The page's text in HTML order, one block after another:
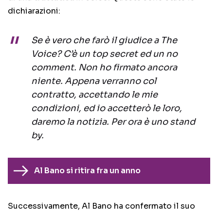
dichiarazioni:
Se è vero che farò il giudice a The
Voice? C’è un top secret ed un no
comment. Non ho firmato ancora
niente. Appena verranno col
contratto, accettando le mie
condizioni, ed io accetterò le loro,
daremo la notizia. Per ora è uno stand
by.
Al Bano si ritira fra un anno
Successivamente, Al Bano ha confermato il suo